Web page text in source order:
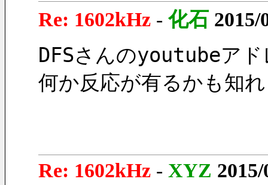
Re: 1602kHz - 化石
DFSさんのyoutubeア
何か反応が有るかも知
Re: 1602kHz - XYZ